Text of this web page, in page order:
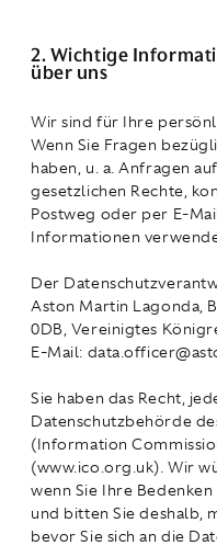
2. Wichtige
über uns
Wir sind für Ihre
Wenn Sie Fragen
haben, u. a. Anfragen
gesetzlichen Rechte,
Postweg oder per E-
Informationen
Der
Aston Martin Lagonda,
0DB, Vereinigtes
E-Mail:
Sie haben das Recht,
Datenschutzbehörde
(Information
(www.ico.org.uk). Wir
wenn Sie Ihre
und bitten Sie deshalb,
bevor Sie sich an die